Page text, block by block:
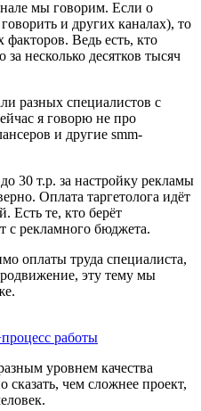
мы говорим. Если о
и других каналах), то
факторов. Ведь есть, кто
за несколько десятков тысяч
разных специалистов с
я говорю не про
и другие smm-
30 т.р. за настройку рекламы
Оплата таргетолога идёт
Есть те, кто берёт
с рекламного бюджета.
оплаты труда специалиста,
эту тему мы
работы
уровнем качества
чем сложнее проект,